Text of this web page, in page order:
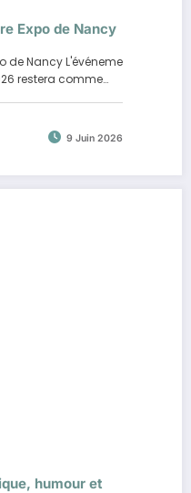
Expo de Nancy
de Nancy L'événeme
restera comme…
9 Juin 2026
humour et